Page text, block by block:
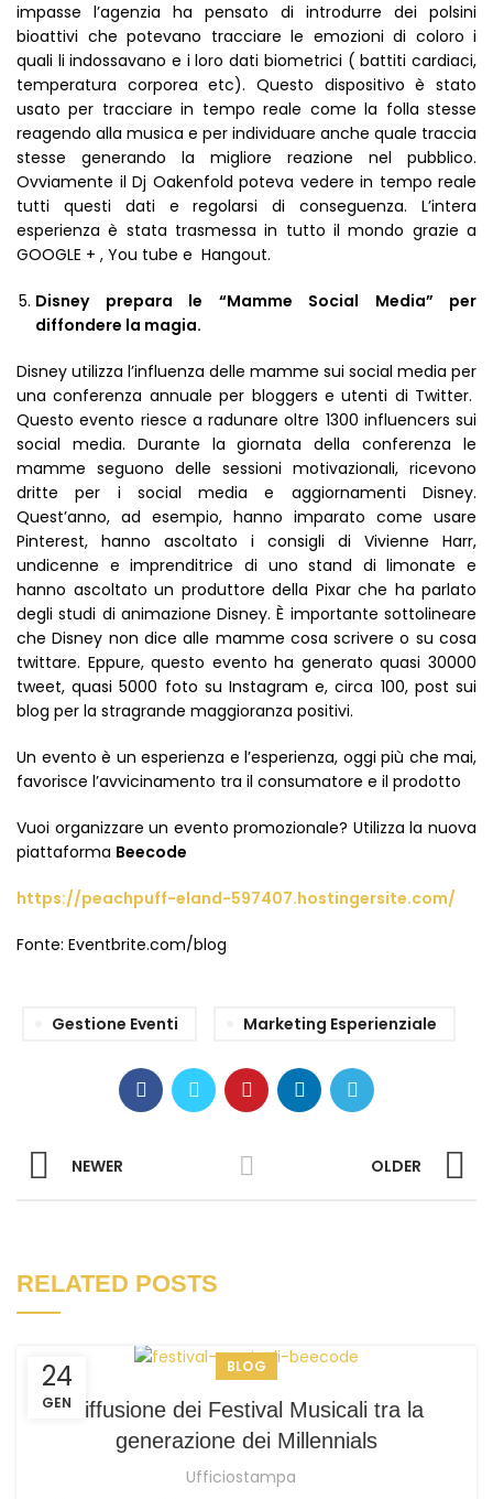
impasse l’agenzia ha pensato di introdurre dei polsini
bioattivi che potevano tracciare le emozioni di coloro i
quali li indossavano e i loro dati biometrici ( battiti cardiaci,
temperatura corporea etc). Questo dispositivo è stato
usato per tracciare in tempo reale come la folla stesse
reagendo alla musica e per individuare anche quale traccia
stesse generando la migliore reazione nel pubblico.
Ovviamente il Dj Oakenfold poteva vedere in tempo reale
tutti questi dati e regolarsi di conseguenza. L’intera
esperienza è stata trasmessa in tutto il mondo grazie a
GOOGLE + , You tube e Hangout.
Disney prepara le “Mamme Social Media” per
diffondere la magia.
Disney utilizza l’influenza delle mamme sui social media per
una conferenza annuale per bloggers e utenti di Twitter.
Questo evento riesce a radunare oltre 1300 influencers sui
social media. Durante la giornata della conferenza le
mamme seguono delle sessioni motivazionali, ricevono
dritte per i social media e aggiornamenti Disney.
Quest’anno, ad esempio, hanno imparato come usare
Pinterest, hanno ascoltato i consigli di Vivienne Harr,
undicenne e imprenditrice di uno stand di limonate e
hanno ascoltato un produttore della Pixar che ha parlato
degli studi di animazione Disney. È importante sottolineare
che Disney non dice alle mamme cosa scrivere o su cosa
twittare. Eppure, questo evento ha generato quasi 30000
tweet, quasi 5000 foto su Instagram e, circa 100, post sui
blog per la stragrande maggioranza positivi.
Un evento è un esperienza e l’esperienza, oggi più che mai,
favorisce l’avvicinamento tra il consumatore e il prodotto
Vuoi organizzare un evento promozionale? Utilizza la nuova
piattaforma Beecode
https://peachpuff-eland-597407.hostingersite.com/
Fonte: Eventbrite.com/blog
Gestione Eventi Marketing Esperienziale
NEWER OLDER
RELATED POSTS
24
GEN
BLOG
Diffusione dei Festival Musicali tra la
generazione dei Millennials
Ufficiostampa